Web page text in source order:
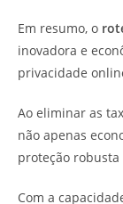
Em resumo, o
inovadora e
privacidade
Ao eliminar as
não apenas
proteção
Com a